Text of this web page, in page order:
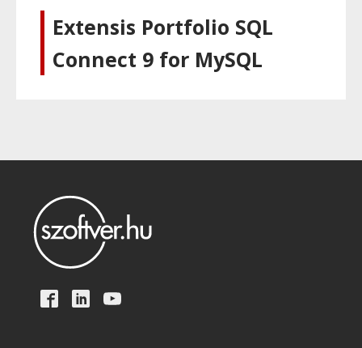
Extensis Portfolio SQL
Connect 9 for MySQL